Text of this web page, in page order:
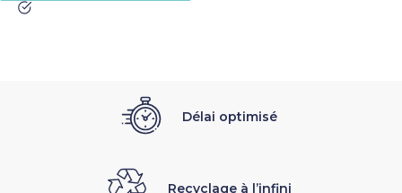
Délai optimisé
Recyclage à l’infini